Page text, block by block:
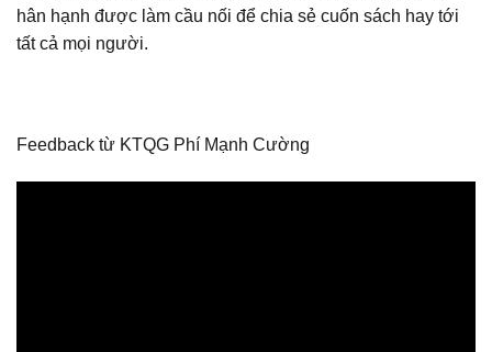
hân hạnh được làm cầu nối để chia sẻ cuốn sách hay tới
tất cả mọi người.
Feedback từ KTQG Phí Mạnh Cường